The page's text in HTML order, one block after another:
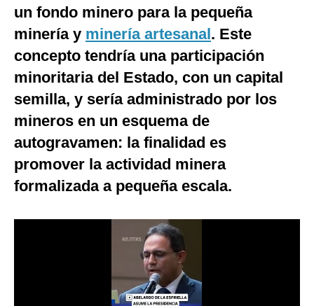
Internacional
Tecnología
Club del Suscriptor
G de Gestión
Notas Contratadas
Podcast
un fondo minero para la pequeña
minería y minería artesanal. Este
concepto tendría una participación
minoritaria del Estado, con un capital
semilla, y sería administrado por los
mineros en un esquema de
autogravamen: la finalidad es
promover la actividad minera
formalizada a pequeña escala.